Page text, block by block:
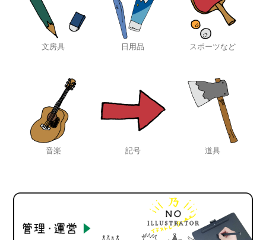
文房具 日用品 スポーツなど
音楽 記号 道具